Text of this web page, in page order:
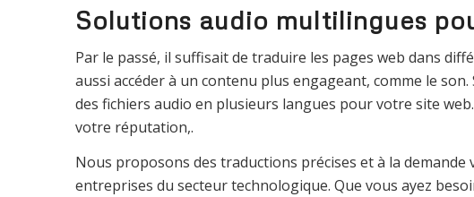
Solutions audio multilingues
Par le passé, il suffisait de traduire les pages web dans
aussi accéder à un contenu plus engageant, comme le
des fichiers audio en plusieurs langues pour votre site
votre réputation,.
Nous proposons des traductions précises et à la demande
entreprises du secteur technologique. Que vous ayez